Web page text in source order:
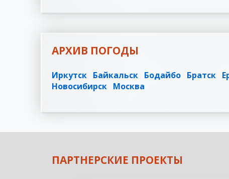
АРХИВ ПОГОДЫ
Иркутск Байкальск Бодайбо Братск
Новосибирск Москва
ПАРТНЕРСКИЕ ПРОЕКТЫ